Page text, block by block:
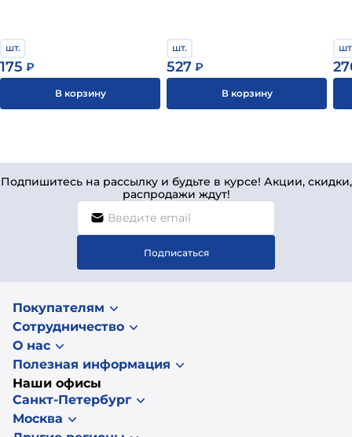
шт.
175 ₽
В корзину
шт.
527 ₽
В корзину
Подпишитесь на рассылку и будьте в курсе! Акции, скидки,
распродажи ждут!
Подписаться
Покупателям
Сотрудничество
О нас
Полезная информация
Наши офисы
Санкт-Петербург
Москва